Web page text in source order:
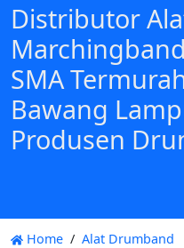
Distributor
SMA
Bawang
Produsen
Home
Alat Drumband